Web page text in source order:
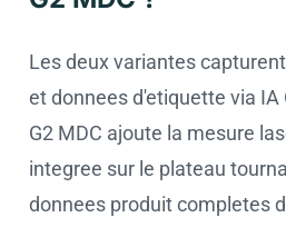
Les deux variantes
et donnees d'etiquette via IA
G2 MDC ajoute la mesure
integree sur le plateau
donnees produit completes